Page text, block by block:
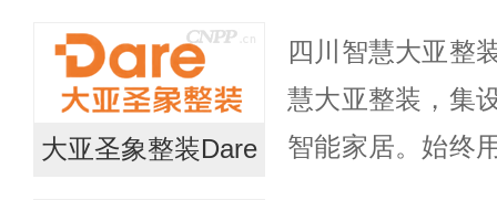
象家居旗下产品
门、家具等...
大亚圣象整装Dare
四川智慧大亚整
慧大亚整装，集
智能家居。始终